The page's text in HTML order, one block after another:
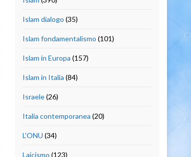
Islam dialogo (35)
Islam fondamentalismo (101)
Islam in Europa (157)
Islam in Italia (84)
Israele(26)
Italia contemporanea (20)
L'ONU (34)
Laicismo (123)